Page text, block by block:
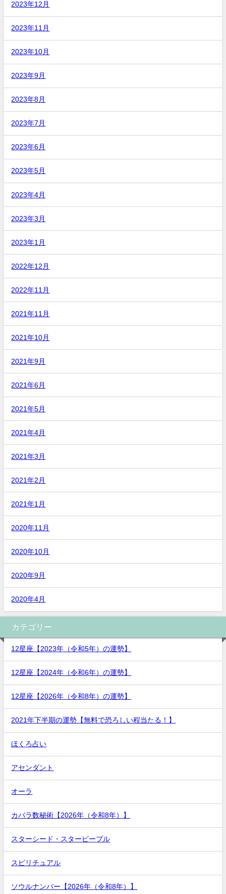
2023年12月
2023年11月
2023年10月
2023年9月
2023年8月
2023年7月
2023年6月
2023年5月
2023年4月
2023年3月
2023年1月
2022年12月
2022年11月
2021年11月
2021年10月
2021年9月
2021年6月
2021年5月
2021年4月
2021年3月
2021年2月
2021年1月
2020年11月
2020年10月
2020年9月
2020年4月
カテゴリー
12星座【2023年（令和5年）の運勢】
12星座【2024年（令和6年）の運勢】
12星座【2026年（令和8年）の運勢】
2021年下半期の運勢【無料で恐ろしい程当たる！】
ほくろ占い
アセンダント
オーラ
カバラ数秘術【2026年（令和8年）】
スターシード・スターピープル
スピリチュアル
ソウルナンバー【2026年（令和8年）】